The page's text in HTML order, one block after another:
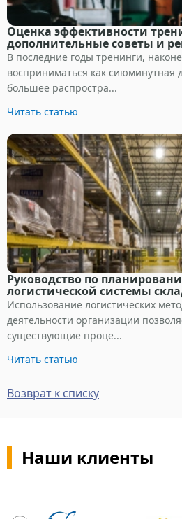
Оценка эффективности
дополнительные советы и
В последние годы тренинги,
восприниматься как сиюминутная
большее распростра...
Читать статью
Руководство по
логистической системы
Использование логистических
деятельности организации
существующие проце...
Читать статью
Возврат к списку
Наши клиенты